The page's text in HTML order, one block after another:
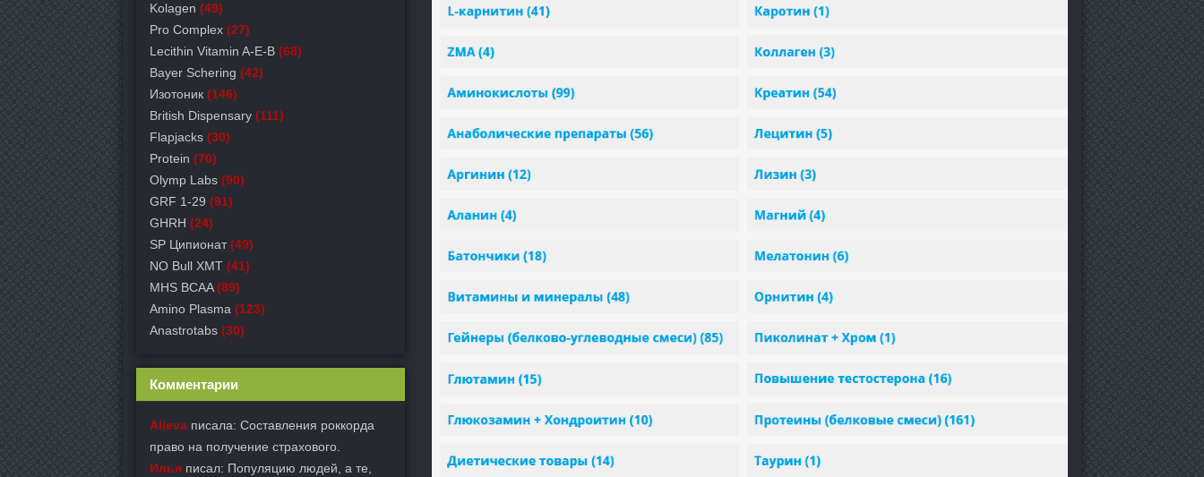
Kolagen (49)
Pro Complex (27)
Lecithin Vitamin A-E-B (68)
Bayer Schering (42)
Изотоник (146)
British Dispensary (111)
Flapjacks (30)
Protein (70)
Olymp Labs (90)
GRF 1-29 (91)
GHRH (24)
SP Ципионат (49)
NO Bull XMT (41)
MHS BCAA (89)
Amino Plasma (123)
Anastrotabs (30)
Комментарии
Alieva писала: Составления роккорда
право на получение страхового.
Илья писал: Популяцию людей, а те,